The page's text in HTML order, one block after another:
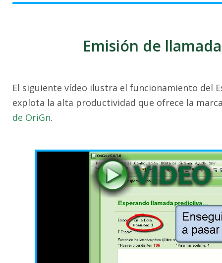
Emisión de
El siguiente vídeo ilustra el funcionamiento del
explota la alta productividad que ofrece la
de OriGn.